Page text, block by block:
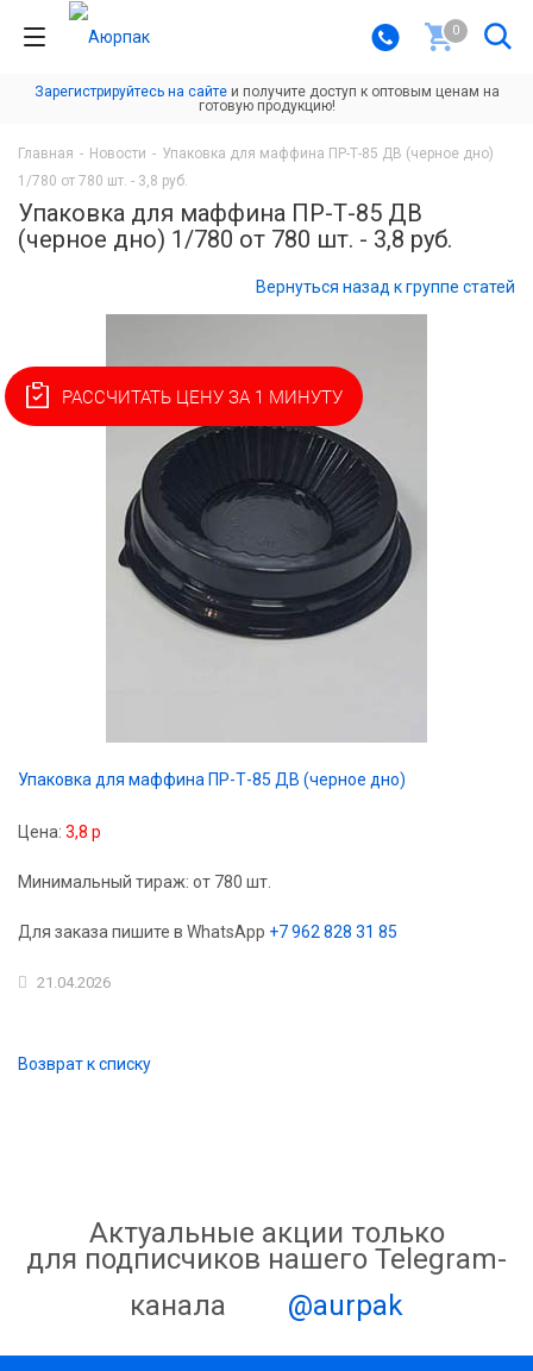
0
Зарегистрируйтесь на сайтеи получите доступ к оптовым ценам на
готовую продукцию!
Главная - Новости - Упаковка для маффина ПР-Т-85 ДВ (черное дно)
1/780 от 780 шт. - 3,8 руб.
Упаковка для маффина ПР-Т-85 ДВ
(черное дно) 1/780 от 780 шт. - 3,8 руб.
Вернуться назад к группе статей
Упаковка для маффина ПР-Т-85 ДВ (черное дно)
Цена: 3,8 р
Минимальный тираж: от 780 шт.
Для заказа пишите в WhatsApp +7 962 828 31 85
21.04.2026
Возврат к списку
Актуальные акции только
для подписчиков нашего Telegram-
канала
@aurpak
РАССЧИТАТЬ ЦЕНУ ЗА 1 МИНУТУ